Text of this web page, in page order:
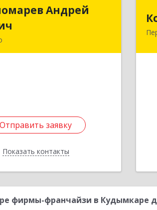
Андрей
Отправить заявку
Показать контакты
Андрей
Отправить заявку
Назад
фирмы-франчайзи в Кудымкаре